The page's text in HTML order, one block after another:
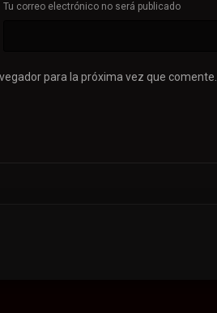
Tu correo electrónico no será publicado
para la próxima vez que comente.